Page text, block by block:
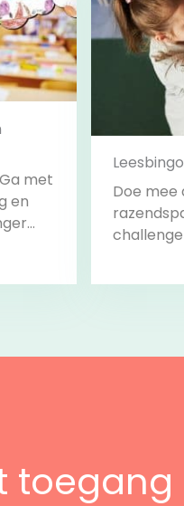
met
en
Leesbingo
Doe mee
toegang